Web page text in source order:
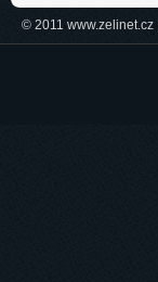
© 2011 www.zelinet.cz |